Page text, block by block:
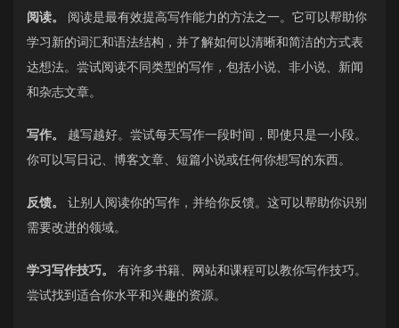
阅读。
阅读是最有效提高写作能力的方法之一。它可以帮助你
学习新的词汇和语法结构，并了解如何以清晰和简洁的方式表
达想法。尝试阅读不同类型的写作，包括小说、非小说、新闻
和杂志文章。
写作。
越写越好。尝试每天写作一段时间，即使只是一小段。
你可以写日记、博客文章、短篇小说或任何你想写的东西。
反馈。
让别人阅读你的写作，并给你反馈。这可以帮助你识别
需要改进的领域。
学习写作技巧。
有许多书籍、网站和课程可以教你写作技巧。
尝试找到适合你水平和兴趣的资源。